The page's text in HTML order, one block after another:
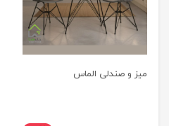
میز و صندلی الماس